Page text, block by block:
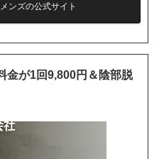
ンズの公式サイト
金が1回9,800円＆陰部脱